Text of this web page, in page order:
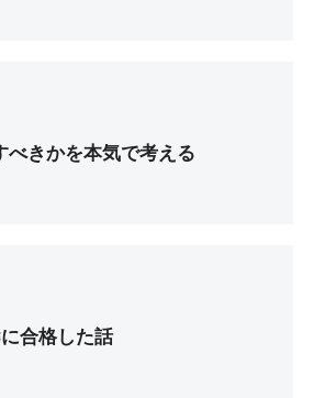
べきかを本気で考える
合格した話